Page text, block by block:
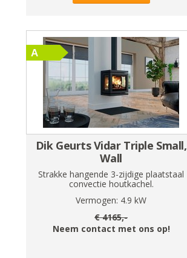
Dik Geurts Vidar Triple Small,
Wall
Strakke hangende 3-zijdige plaatstaal
convectie houtkachel.
Vermogen: 4.9 kW
€4165,-
Neem contact met ons op!